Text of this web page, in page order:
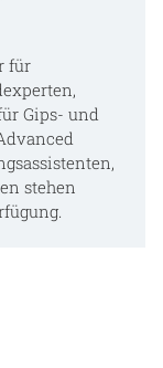
für
Gips- und
stehen